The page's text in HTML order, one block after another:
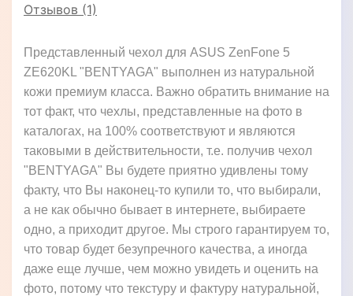
Отзывов (1)
Представленный чехол для ASUS ZenFone 5
ZE620KL "BENTYAGA" выполнен из натуральной
кожи премиум класса. Важно обратить внимание на
тот факт, что чехлы, представленные на фото в
каталогах, на 100% соответствуют и являются
таковыми в действительности, т.е. получив чехол
"BENTYAGA" Вы будете приятно удивлены тому
факту, что Вы наконец-то купили то, что выбирали,
а не как обычно бывает в интернете, выбираете
одно, а приходит другое. Мы строго гарантируем то,
что товар будет безупречного качества, а иногда
даже еще лучше, чем можно увидеть и оценить на
фото, потому что текстуру и фактуру натуральной,